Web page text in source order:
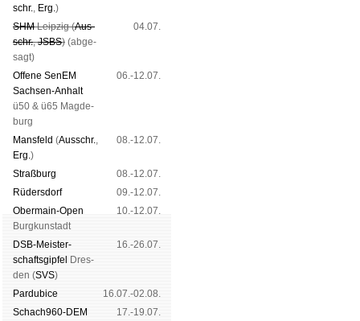
schr., Erg.)
SHMLeip­zig (Aus­
schr.,JSBS) (ab­ge­
sagt)
04.07.
Offene SenEM
Sach­sen-An­halt
ü50 & ü65 Mag­de­
burg
06.-12.07.
Mans­feld (Aus­schr.,
Erg.)
08.-12.07.
Straß­burg
08.-12.07.
Rüders­dorf
09.-12.07.
Ober­main-Open
Burg­kun­stadt
10.-12.07.
DSB-Meister­
schafts­gipfel
Dres­
den (SVS)
16.-26.07.
Pardu­bice
16.07.-02.08.
Schach960-DEM
17.-19.07.